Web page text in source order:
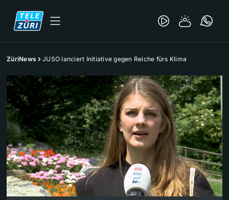
ZüriNews JUSO lanciert Initiative gegen Reiche fürs Klima